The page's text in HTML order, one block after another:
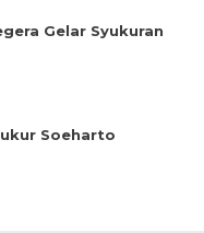
Gelar Syukuran
Soeharto